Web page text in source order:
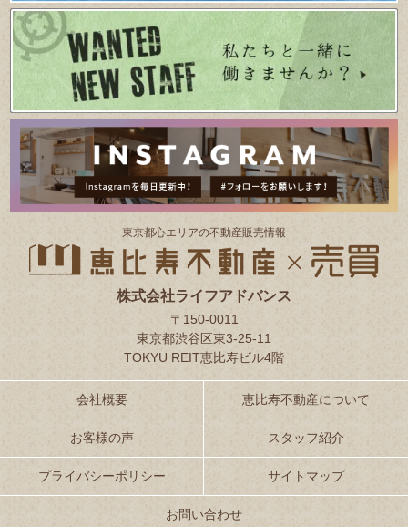
東京都⼼エリアの不動産販売情報
株式会社ライフアドバンス
〒150-0011
東京都渋谷区東3-25-11
TOKYU REIT恵比寿ビル4階
会社概要 恵比寿不動産について
お客様の声 スタッフ紹介
プライバシーポリシー サイトマップ
お問い合わせ